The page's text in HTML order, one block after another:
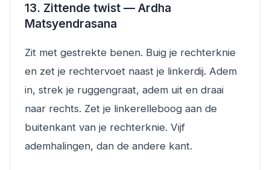
13. Zittende twist — Ardha
Matsyendrasana
Zit met gestrekte benen. Buig je rechterknie
en zet je rechtervoet naast je linkerdij. Adem
in, strek je ruggengraat, adem uit en draai
naar rechts. Zet je linkerelleboog aan de
buitenkant van je rechterknie. Vijf
ademhalingen, dan de andere kant.